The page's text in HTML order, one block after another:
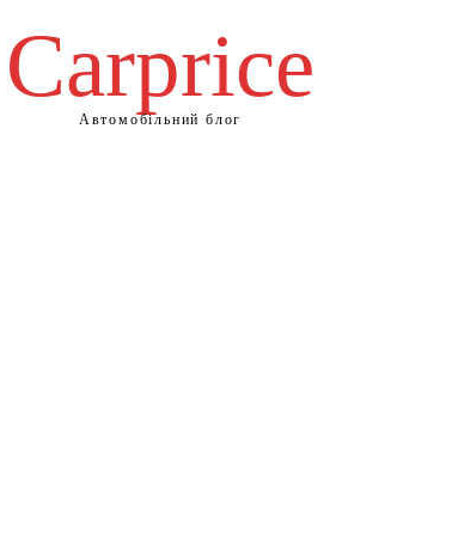
Сarprice
Автомобільний блог